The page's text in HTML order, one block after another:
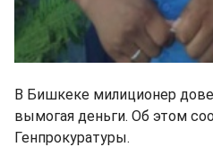
В Бишкеке милиционер
вымогая деньги. Об этом
Генпрокуратуры.